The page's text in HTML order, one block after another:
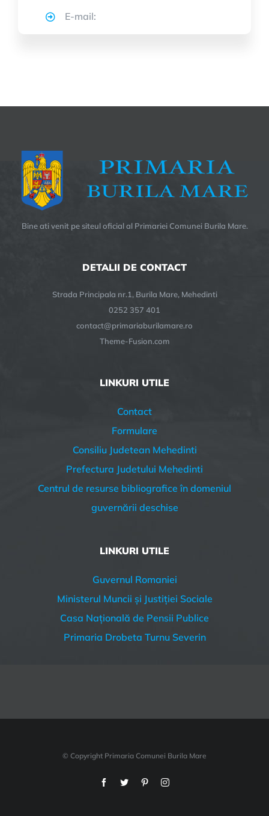
E-mail:
Bine ati venit pe siteul oficial al Primariei Comunei Burila Mare.
DETALII DE CONTACT
Strada Principala nr.1, Burila Mare, Mehedinti
0252 357 401
contact@primariaburilamare.ro
Theme-Fusion.com
LINKURI UTILE
Contact
Formulare
Consiliu Judetean Mehedinti
Prefectura Judetului Mehedinti
Centrul de resurse bibliografice în domeniul
guvernării deschise
LINKURI UTILE
Guvernul Romaniei
Ministerul Muncii și Justiției Sociale
Casa Națională de Pensii Publice
Primaria Drobeta Turnu Severin
© Copyright Primaria Comunei Burila Mare
FacebookTwitter PinterestInstagram